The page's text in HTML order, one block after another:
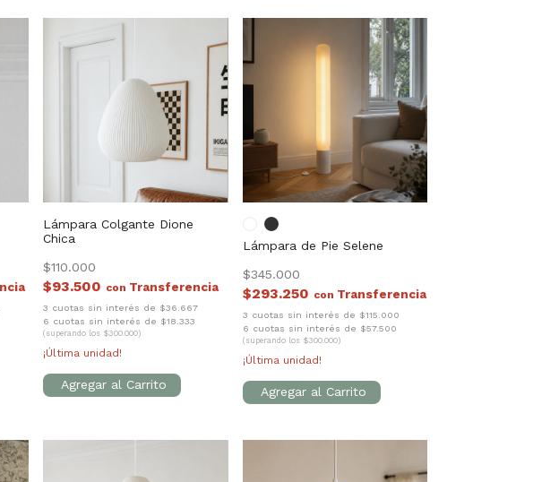
Lámpara Colgante Dione
Chica
$110.000
$93.500 con
3 cuotas sin interés de $36.667
6 cuotas sin interés de $18.333
(superando los $300.000)
¡Última unidad!
Lámpara de Pie Selene
$345.000
$293.250 con
3 cuotas sin interés de $115.000
6 cuotas sin interés de $57.500
(superando los $300.000)
¡Última unidad!